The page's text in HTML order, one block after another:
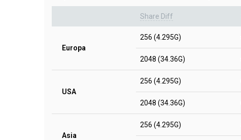
Share Diff
Europa
256 (4.295G)
2048 (34.36G)
USA
256 (4.295G)
2048 (34.36G)
Asia
256 (4.295G)